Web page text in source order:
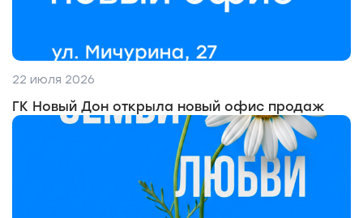
22 июля 2026
ГК Новый Дон открыла новый офис продаж